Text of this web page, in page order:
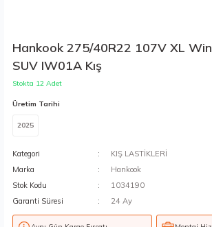
Hankook 275/40R22 107V XL
SUV IW01A Kış
Stokta 12 Adet
Üretim Tarihi
2025
Kategori
KIŞ LASTİKLERİ
Marka
Hankook
Stok Kodu
1034190
Garanti Süresi
24 Ay